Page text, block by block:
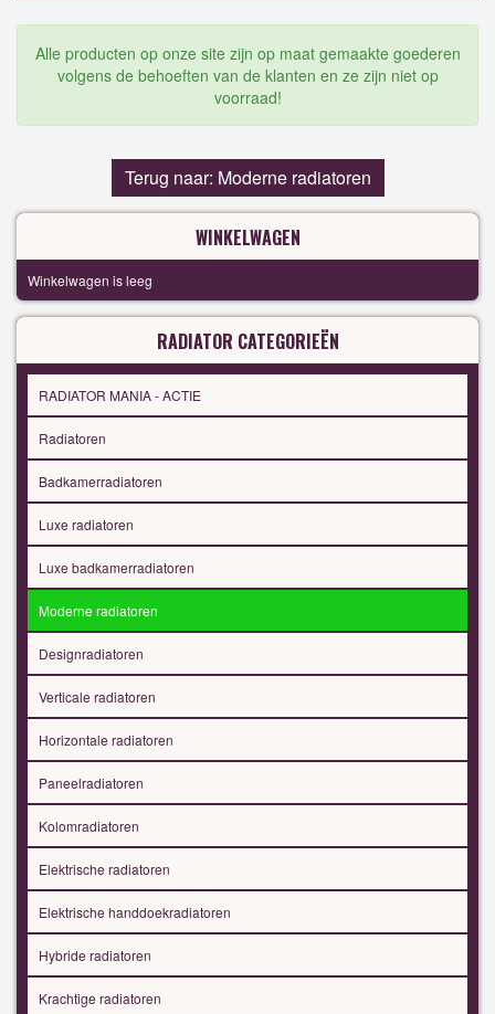
Alle producten op onze site zijn op maat gemaakte goederen
volgens de behoeften van de klanten en ze zijn niet op
voorraad!
Terug naar: Moderne radiatoren
WINKELWAGEN
Winkelwagen is leeg
RADIATOR CATEGORIEËN
RADIATOR MANIA - ACTIE
Radiatoren
Badkamerradiatoren
Luxe radiatoren
Luxe badkamerradiatoren
Moderne radiatoren
Designradiatoren
Verticale radiatoren
Horizontale radiatoren
Paneelradiatoren
Kolomradiatoren
Elektrische radiatoren
Elektrische handdoekradiatoren
Hybride radiatoren
Krachtige radiatoren